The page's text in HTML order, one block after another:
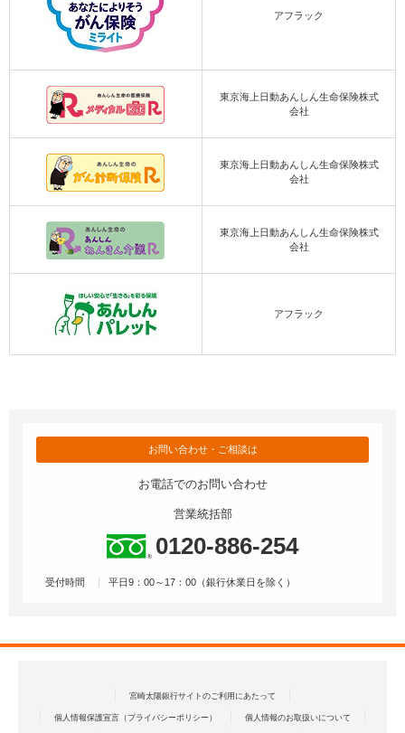
アフラック
東京海上日動あんしん生命保険株式
会社
東京海上日動あんしん生命保険株式
会社
東京海上日動あんしん生命保険株式
会社
アフラック
お問い合わせ・ご相談は
お電話でのお問い合わせ
営業統括部
0120-886-254
受付時間 平日9：00～17：00（銀行休業日を除く）
宮崎太陽銀行サイトのご利用にあたって
個人情報保護宣言（プライバシーポリシー） 個人情報のお取扱いについて